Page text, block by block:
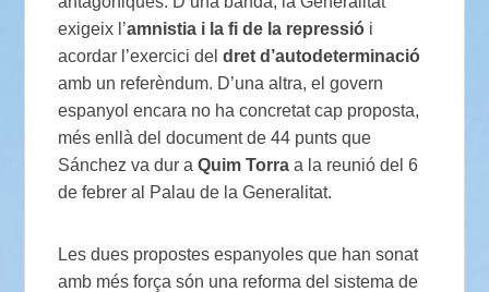
exigeix l’amnistia i la fi de la repressió i
acordar l’exercici del dret d’autodeterminació
amb un referèndum. D’una altra, el govern
espanyol encara no ha concretat cap proposta,
més enllà del document de 44 punts que
Sánchez va dur aQuim Torra a la reunió del 6
de febrer al Palau de la Generalitat.
Les dues propostes espanyoles que han sonat
amb més força són una reforma del sistema de